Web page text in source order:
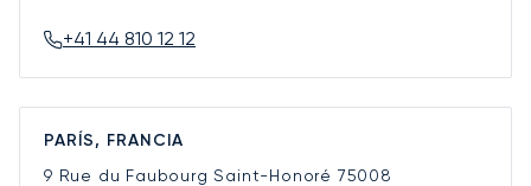
+41 44 810 12 12
PARÍS, FRANCIA
9 Rue du Faubourg Saint-Honoré 75008